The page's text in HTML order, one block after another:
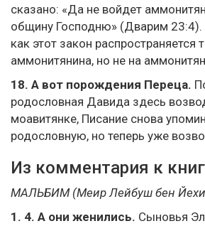
сказано: «Да не войдет
общину Господню» (Дварим 23:4).
как этот закон распространяется
аммонитянина, но не на
18. А вот порождения Переца.
родословная Давида здесь
моавитянке, Писание снова
родословную, но теперь уже
Из комментария к
МАЛЬБИМ (Меир Лейбуш бен
1. 4. А они женились. Сыновья